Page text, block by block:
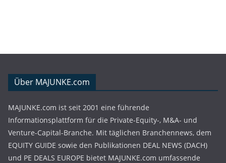
Über MAJUNKE.com
MAJUNKE.com ist seit 2001 eine führende
Informationsplattform für die Private-Equity-, M&A- und
Venture-Capital-Branche. Mit täglichen Branchennews, dem
EQUITY GUIDE sowie den Publikationen DEAL NEWS (DACH)
und PE DEALS EUROPE bietet MAJUNKE.com umfassende